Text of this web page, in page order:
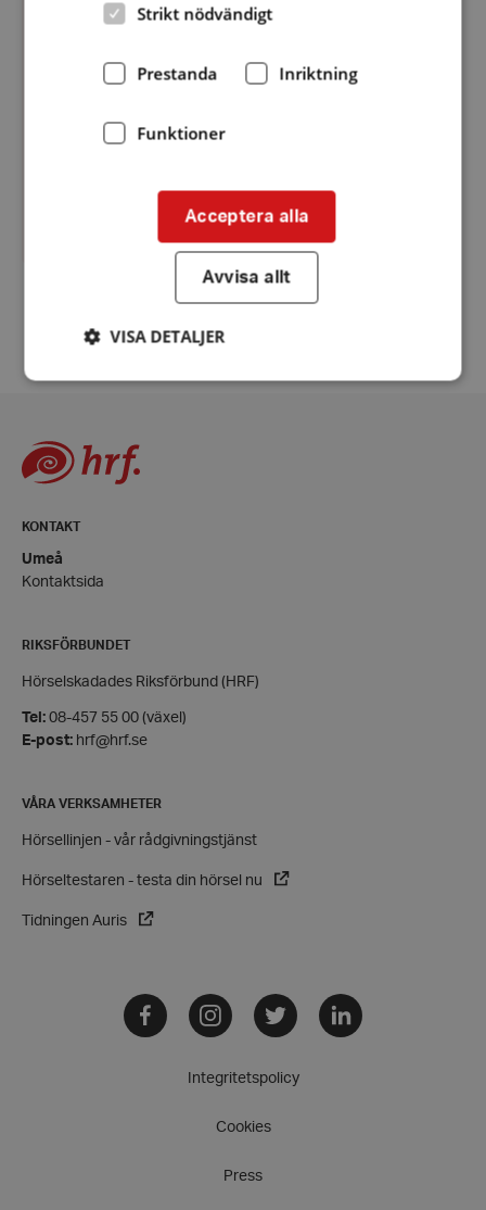
februari
Kallelse till Årsmöte för HRF Umeå 28 februari.
Välkomna att delta på plats eller digitalt.
KONTAKT
Umeå
Kontaktsida
RIKSFÖRBUNDET
Hörselskadades Riksförbund (HRF)
Tel: 08-457 55 00 (växel)
E-post: hrf@hrf.se
VÅRA VERKSAMHETER
Hörsellinjen - vår rådgivningstjänst
Hörseltestaren - testa din hörsel nu
Tidningen Auris
FacebookInstagramTwitter LinkedIn
Integritetspolicy
Cookies
Press
Strikt nödvändigt
Prestanda Inriktning
Funktioner
Acceptera alla
Avvisa allt
VISA DETALJER
wordpress_test_cookie
Privacy Policy